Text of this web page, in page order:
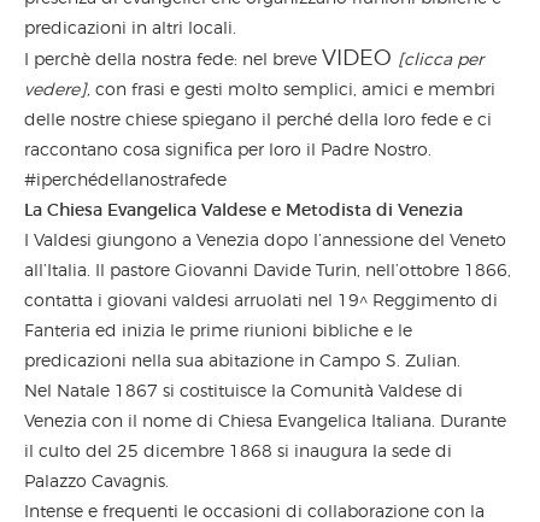
predicazioni in altri locali.
I perchè della nostra fede: nel breve VIDEO [clicca per
vedere], con frasi e gesti molto semplici, amici e membri
delle nostre chiese spiegano il perché della loro fede e ci
raccontano cosa significa per loro il Padre Nostro.
#iperchédellanostrafede
La Chiesa Evangelica Valdese e Metodista di Venezia
I Valdesi giungono a Venezia dopo l’annessione del Veneto
all’Italia. Il pastore Giovanni Davide Turin, nell’ottobre 1866,
contatta i giovani valdesi arruolati nel 19^ Reggimento di
Fanteria ed inizia le prime riunioni bibliche e le
predicazioni nella sua abitazione in Campo S. Zulian.
Nel Natale 1867 si costituisce la Comunità Valdese di
Venezia con il nome di Chiesa Evangelica Italiana. Durante
il culto del 25 dicembre 1868 si inaugura la sede di
Palazzo Cavagnis.
Intense e frequenti le occasioni di collaborazione con la